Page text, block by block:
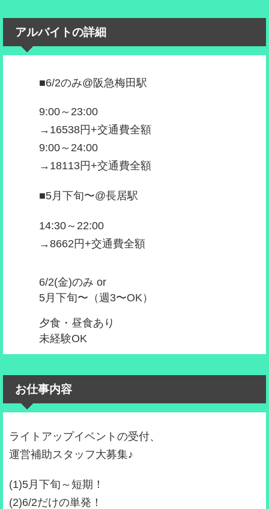
アルバイトの詳細
■6/2のみ@阪急梅田駅
9:00～23:00
→16538円+交通費全額
9:00～24:00
→18113円+交通費全額
■5月下旬〜@長居駅
14:30～22:00
→8662円+交通費全額
6/2(金)のみ or
5月下旬〜（週3〜OK）
夕食・昼食あり
未経験OK
お仕事内容
ライトアップイベントの受付、
運営補助スタッフ大募集♪
(1)5月下旬～短期！
(2)6/2だけの単発！